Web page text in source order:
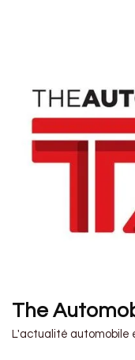
The
L'actualité automobile